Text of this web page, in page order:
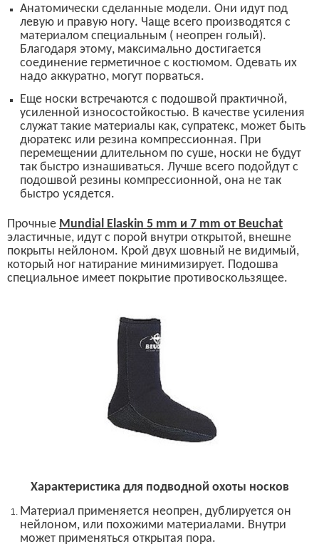
Анатомически сделанные модели. Они идут под
левую и правую ногу. Чаще всего производятся с
материалом специальным ( неопрен голый).
Благодаря этому, максимально достигается
соединение герметичное с костюмом. Одевать их
надо аккуратно, могут порваться.
Еще носки встречаются с подошвой практичной,
усиленной износостойкостью. В качестве усиления
служат такие материалы как, супратекс, может быть
дюратекс или резина компрессионная. При
перемещении длительном по суше, носки не будут
так быстро изнашиваться. Лучше всего подойдут с
подошвой резины компрессионной, она не так
быстро усядется.
Прочные Mundial Elaskin 5 mm и 7 mm от Beuchat
эластичные, идут с порой внутри открытой, внешне
покрыты нейлоном. Крой двух шовный не видимый,
который ног натирание минимизирует. Подошва
специальное имеет покрытие противоскользящее.
Характеристика для подводной охоты носков
Материал применяется неопрен, дублируется он
нейлоном, или похожими материалами. Внутри
может применяться открытая пора.